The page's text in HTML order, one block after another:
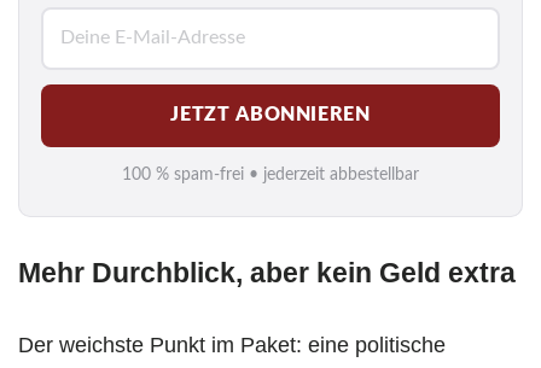
M
a
i
l
*
JETZT ABONNIEREN
100 % spam-frei • jederzeit abbestellbar
Mehr Durchblick, aber kein Geld extra
Der weichste Punkt im Paket: eine politische